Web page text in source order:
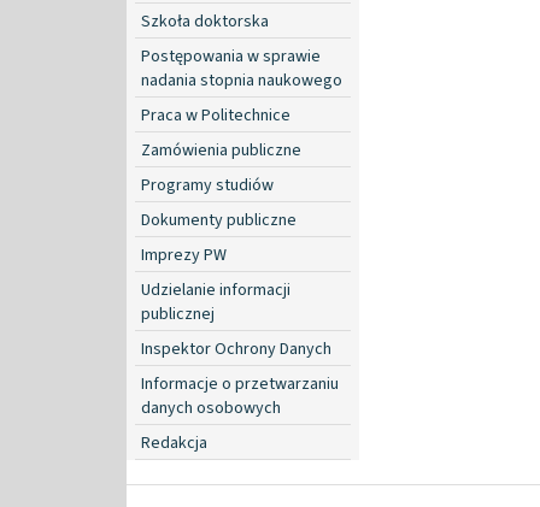
Szkoła doktorska
Postępowania w sprawie
nadania stopnia naukowego
Praca w Politechnice
Zamówienia publiczne
Programy studiów
Dokumenty publiczne
Imprezy PW
Udzielanie informacji
publicznej
Inspektor Ochrony Danych
Informacje o przetwarzaniu
danych osobowych
Redakcja